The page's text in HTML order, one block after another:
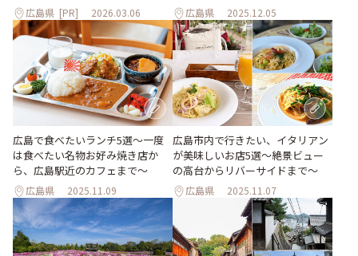
広島県 [PR] 2026.03.06 広島県 2025.12.05
広島で食べたいランチ5選～一度
は食べたい名物お好み焼き店か
ら、広島駅近のカフェまで～
広島県 2025.11.09
広島市内で行きたい、イタリアン
が美味しいお店5選〜絶景ビュー
の高台からリバーサイドまで〜
広島県 2025.11.07